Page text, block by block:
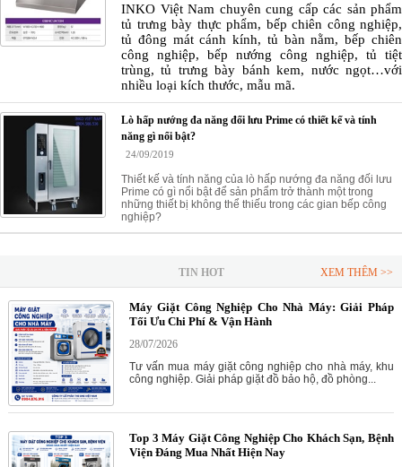
INKO Việt Nam chuyên cung cấp các sản phẩm
tủ trưng bày thực phẩm, bếp chiên công nghiệp,
tủ đông mát cánh kính, tủ bàn nằm, bếp chiên
công nghiệp, bếp nướng công nghiệp, tủ tiệt
trùng, tủ trưng bày bánh kem, nước ngọt…với
nhiều loại kích thước, mẫu mã.
Lò hấp nướng đa năng đối lưu Prime có thiết kế và tính
năng gì nổi bật?
24/09/2019
Thiết kế và tính năng của lò hấp nướng đa năng đối lưu
Prime có gì nổi bật để sản phẩm trở thành một trong
những thiết bị không thể thiếu trong các gian bếp công
nghiệp?
TIN HOT XEM THÊM >>
Máy Giặt Công Nghiệp Cho Nhà Máy: Giải Pháp
Tối Ưu Chi Phí & Vận Hành
28/07/2026
Tư vấn mua máy giặt công nghiệp cho nhà máy, khu
công nghiệp. Giải pháp giặt đồ bảo hộ, đồ phòng...
Top 3 Máy Giặt Công Nghiệp Cho Khách Sạn, Bệnh
Viện Đáng Mua Nhất Hiện Nay